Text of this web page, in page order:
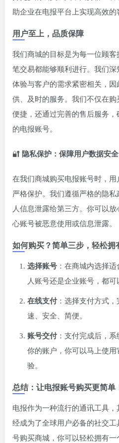
助企业在电报平台上实现高效的
用户至上，品质保障
我们商城的目标是为每一位顾
笔交易都能够顺利进行。我们
体验与客户的需求紧密相关，
供、及时的服务。我们不仅在
便捷，还通过完善的售后服务
的电报账号。
🔐 隐私保护：保障用户数据安全
在我们商城购买电报账号时，用
严格保护。我们遵循严格的隐
人信息泄露给第三方。你可以
心账号被恶意使用或信息泄露。
如何购买？简单三步，轻松拥
选择账号 ：在商城内选择
人账号还是企业账号，都可
在线支付：选择支付方式
速、安全、简便。
账号交付：支付完成后，系
你的账户，你可以马上使
验。
总结：让电报账号购买更简单
电报作为一种流行的通讯工具
经成为了全球用户必备的社交
号购买商城，你可以轻松拥有